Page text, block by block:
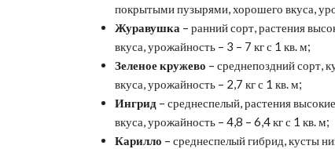
покрытыми пузырями, хорошего вкуса,
Журавушка – ранний сорт, растения
вкуса, урожайность – 3 – 7 кг с 1 кв. м;
Зеленое кружево – среднепоздний сорт,
вкуса, урожайность – 2,7 кг с 1 кв. м;
Ингрид – среднеспелый, растения
вкуса, урожайность – 4,8 – 6,4 кг с 1 кв. м;
Карилло – среднеспелый гибрид, кусты